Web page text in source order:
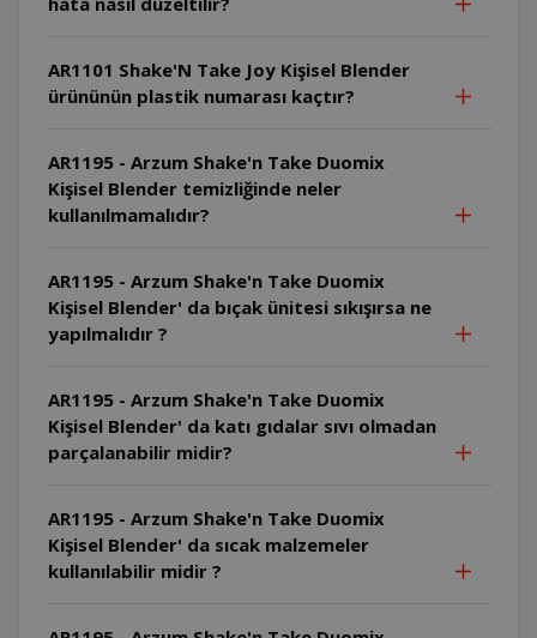
AR1101 Shake'N Take Joy Kişisel Blender
ürününün plastik numarası kaçtır?
AR1195 - Arzum Shake'n Take Duomix
Kişisel Blender temizliğinde neler
kullanılmamalıdır?
AR1195 - Arzum Shake'n Take Duomix
Kişisel Blender' da bıçak ünitesi sıkışırsa ne
yapılmalıdır ?
AR1195 - Arzum Shake'n Take Duomix
Kişisel Blender' da katı gıdalar sıvı olmadan
parçalanabilir midir?
AR1195 - Arzum Shake'n Take Duomix
Kişisel Blender' da sıcak malzemeler
kullanılabilir midir ?